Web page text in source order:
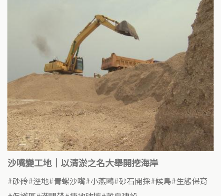
沙嘴變工地｜以清淤之名大舉開挖海岸
砂砱 溼地 青螺沙嘴 小燕鷗 砂石開採 候鳥 生態保育